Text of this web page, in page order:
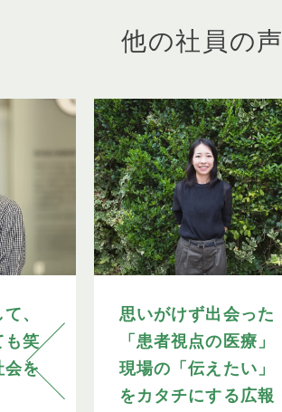
他の社員の声
、
も笑
会を
思いがけず出会った
「患者視点の医療」
現場の「伝えたい」
をカタチにする広報